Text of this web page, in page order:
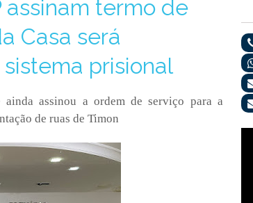
assinam termo de
Casa será
prisional
assinou a ordem de serviço para a
de ruas de Timon